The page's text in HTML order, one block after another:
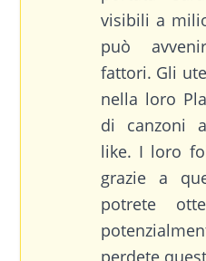
visibili a
può
fattori. Gli
nella loro
di canzoni
like. I loro
grazie a
potrete